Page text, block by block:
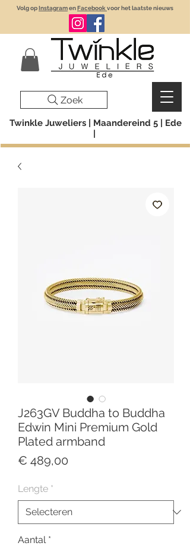
Twinkle Juweliers | Maandereind 5 | Ede
Volg opInstagramenFacebook voor het laatste nieuws
Zoek
J263GV Buddha to Buddha
Edwin Mini Premium Gold
Plated armband
€ 489,00
Lengte *
Aantal *